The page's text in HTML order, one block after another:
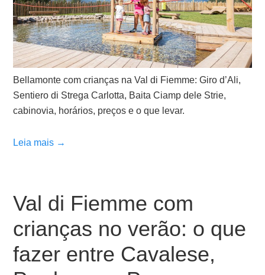
Bellamonte com crianças na Val di Fiemme: Giro d’Ali,
Sentiero di Strega Carlotta, Baita Ciamp dele Strie,
cabinovia, horários, preços e o que levar.
Leia mais →
Val di Fiemme com
crianças no verão: o que
fazer entre Cavalese,